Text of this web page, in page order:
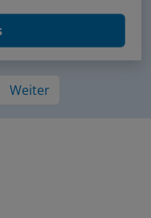
Weiter